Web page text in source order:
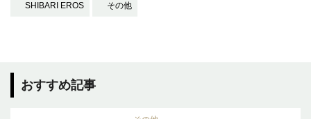
SHIBARI EROS その他
おすすめ記事